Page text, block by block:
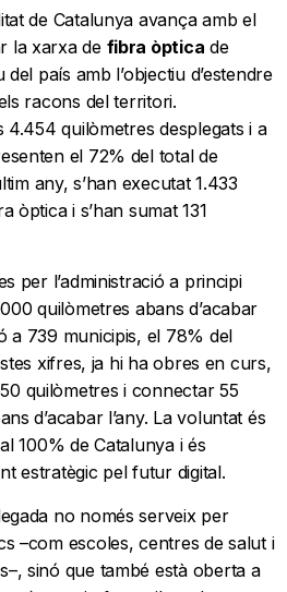
de Catalunya avança amb el
la xarxa de fibra òptica de
del país amb l’objectiu d’estendre
racons del territori.
quilòmetres desplegats i a
el 72% del total de
any, s’han executat 1.433
òptica i s’han sumat 131
per l’administració a principi
quilòmetres abans d’acabar
a 739 municipis, el 78% del
xifres, ja hi ha obres en curs,
quilòmetres i connectar 55
d’acabar l’any. La voluntat és
100% de Catalunya i és
estratègic pel futur digital.
no només serveix per
–com escoles, centres de salut i
sinó que també està oberta a